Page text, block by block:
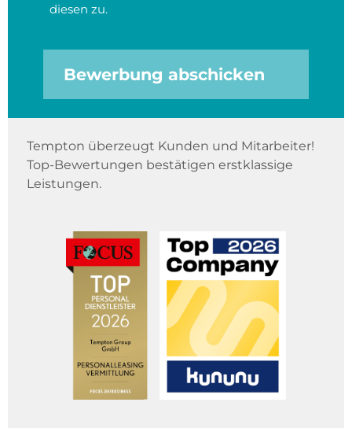
diesen zu.
Bewerbung abschicken
Tempton überzeugt Kunden und Mitarbeiter!
Top-Bewertungen bestätigen erstklassige
Leistungen.